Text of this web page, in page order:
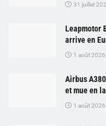
31 juillet
Leapmotor
arrive en
1 août 2026
Airbus
et mue en
1 août 2026